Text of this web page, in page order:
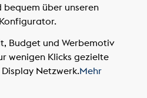
bequem über unseren
Budget und Werbemotiv
wenigen Klicks gezielte
Netzwerk.Mehr